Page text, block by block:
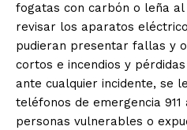
fogatas con carbón o leña
revisar los aparatos
pudieran presentar fallas y
cortos e incendios y
ante cualquier incidente, se
teléfonos de emergencia
personas vulnerables o